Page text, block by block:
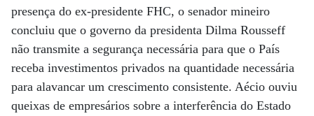
presença do ex-presidente FHC, o senador mineiro
concluiu que o governo da presidenta Dilma Rousseff
não transmite a segurança necessária para que o País
receba investimentos privados na quantidade necessária
para alavancar um crescimento consistente. Aécio ouviu
queixas de empresários sobre a interferência do Estado